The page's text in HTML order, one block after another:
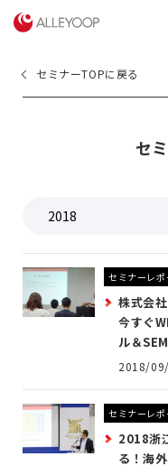
セミナーTOPに戻る
セ
セミナーレポ
株式会
今すぐ
ル＆
2018/
セミナーレポ
2018浙
る！海